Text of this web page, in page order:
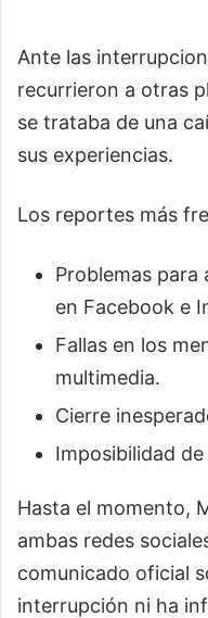
Ante las
recurrieron a otras
se trataba de una
sus experiencias.
Los reportes más
Problemas para
en Facebook e
Fallas en los
multimedia.
Cierre
Imposibilidad
Hasta el momento,
ambas redes
comunicado oficial
interrupción ni ha